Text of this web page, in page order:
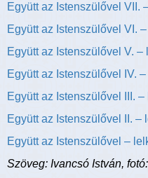
Együtt az Istenszülővel VII.
Együtt az Istenszülővel VI.
Együtt az Istenszülővel V.
Együtt az Istenszülővel IV.
Együtt az Istenszülővel III.
Együtt az Istenszülővel II.
Együtt az Istenszülővel –
Szöveg: Ivancsó István,